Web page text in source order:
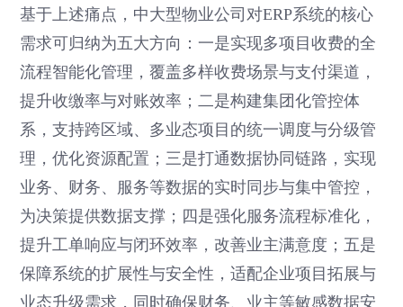
基于上述痛点，中大型物业公司对ERP系统的核心
需求可归纳为五大方向：一是实现多项目收费的全
流程智能化管理，覆盖多样收费场景与支付渠道，
提升收缴率与对账效率；二是构建集团化管控体
系，支持跨区域、多业态项目的统一调度与分级管
理，优化资源配置；三是打通数据协同链路，实现
业务、财务、服务等数据的实时同步与集中管控，
为决策提供数据支撑；四是强化服务流程标准化，
提升工单响应与闭环效率，改善业主满意度；五是
保障系统的扩展性与安全性，适配企业项目拓展与
业态升级需求，同时确保财务、业主等敏感数据安